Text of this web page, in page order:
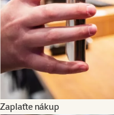
Zaplaťte nákup